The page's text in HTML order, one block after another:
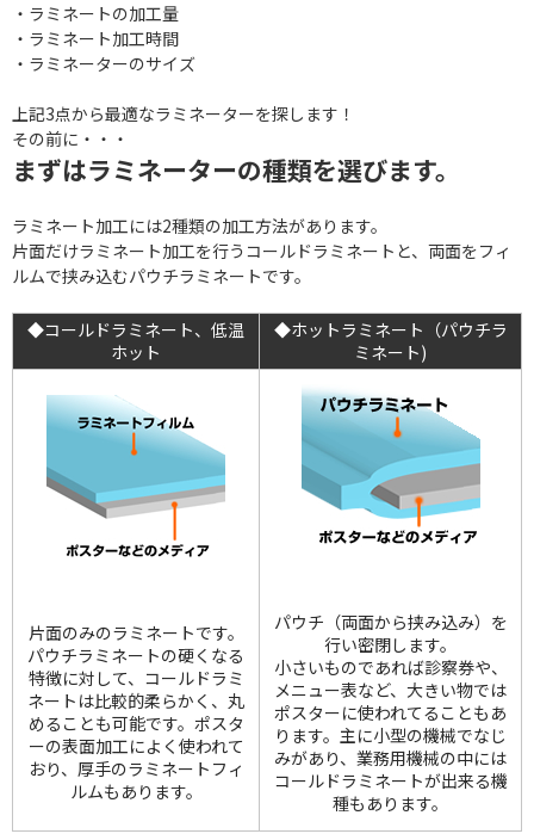
・ラミネートの加工量
・ラミネート加工時間
・ラミネーターのサイズ
上記3点から最適なラミネーターを探します！
その前に・・・
まずはラミネーターの種類を選びます。
ラミネート加工には2種類の加工方法があります。
片面だけラミネート加工を行うコールドラミネートと、両面をフィ
ルムで挟み込むパウチラミネートです。
◆コールドラミネート、低温
ホット
◆ホットラミネート（パウチラ
ミネート)
片面のみのラミネートです。
パウチラミネートの硬くなる
特徴に対して、コールドラミ
ネートは比較的柔らかく、丸
めることも可能です。ポスタ
ーの表面加工によく使われて
おり、厚手のラミネートフィ
ルムもあります。
パウチ（両面から挟み込み）を
行い密閉します。
小さいものであれば診察券や、
メニュー表など、大きい物では
ポスターに使われてることもあ
ります。主に小型の機械でなじ
みがあり、業務用機械の中には
コールドラミネートが出来る機
種もあります。